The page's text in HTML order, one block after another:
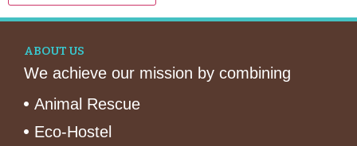
ABOUT US
We achieve our mission by combining
Animal Rescue
Eco-Hostel